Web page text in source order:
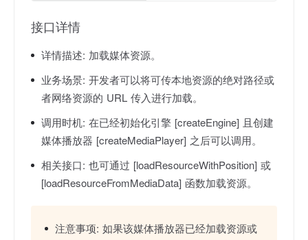
接口详情
详情描述: 加载媒体资源。
业务场景: 开发者可以将可传本地资源的绝对路径或
者网络资源的 URL 传入进行加载。
调用时机: 在已经初始化引擎 [createEngine] 且创建
媒体播放器 [createMediaPlayer] 之后可以调用。
相关接口: 也可通过 [loadResourceWithPosition] 或
[loadResourceFromMediaData] 函数加载资源。
注意事项: 如果该媒体播放器已经加载资源或